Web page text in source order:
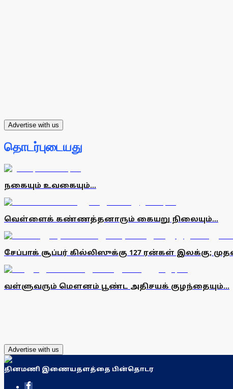
Advertise with us
தொடர்புடையது
நகையும் உவகையும்...
வெள்ளைக் கண்ணத்தனாரும் கையறு நிலையும்...
சேப்பாக் சூப்பர் கில்லிஸுக்கு 127 ரன்கள் இலக்கு;
வள்ளுவரும் மௌனம் பூண்ட அதிசயக் குழந்தையும்...
Advertise with us
தினமணி இணையதளத்தை பின்தொடர